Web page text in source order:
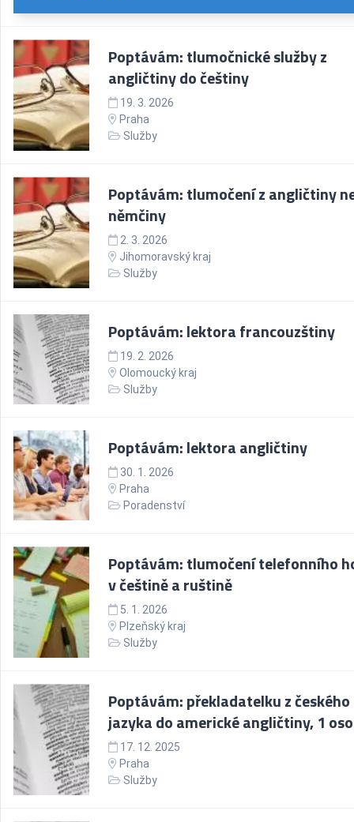
Poptávám: tlumočnické služby z
angličtiny do češtiny
19. 3. 2026
Praha
Služby
Poptávám: tlumočení z angličtiny
němčiny
2. 3. 2026
Jihomoravský kraj
Služby
Poptávám: lektora francouzštiny
19. 2. 2026
Olomoucký kraj
Služby
Poptávám: lektora angličtiny
30. 1. 2026
Praha
Poradenství
Poptávám: tlumočení telefonního
v češtině a ruštině
5. 1. 2026
Plzeňský kraj
Služby
Poptávám: překladatelku z českého
jazyka do americké angličtiny, 1
17. 12. 2025
Praha
Služby